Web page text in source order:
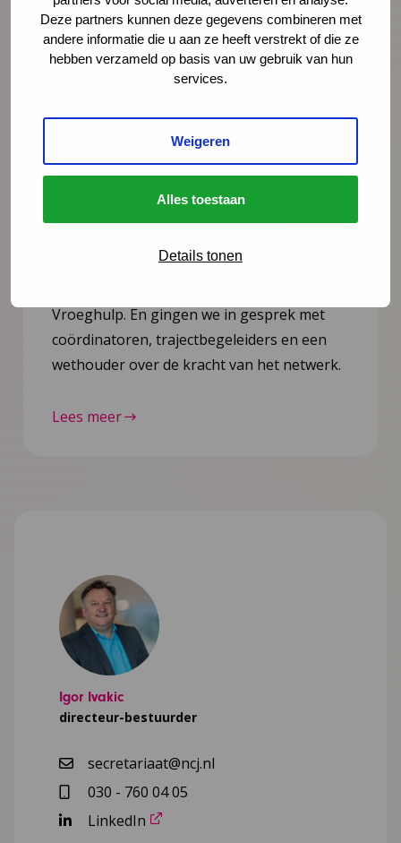
Deze partners kunnen deze gegevens combineren met
andere informatie die u aan ze heeft verstrekt of die ze
hebben verzameld op basis van uw gebruik van hun
services.
Weigeren
Alles toestaan
Details tonen
Nieuws 6 juli 2026
Documentaire Integrale Vroeghulp
‘Je voelt dat er iets niet klopt’
In deze mini-documentaire volgen we drie
Vroeghulp. En gingen we in gesprek met
coördinatoren, trajectbegeleiders en een
wethouder over de kracht van het netwerk.
Lees meer
Igor Ivakic
directeur-bestuurder
secretariaat@ncj.nl
030 - 760 04 05
LinkedIn